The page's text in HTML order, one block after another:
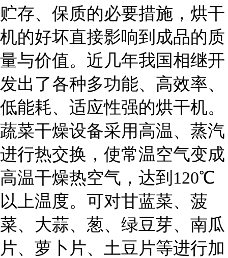
贮存、保质的必要措施，烘干
机的好坏直接影响到成品的质
量与价值。近几年我国相继开
发出了各种多功能、高效率、
低能耗、适应性强的烘干机。
蔬菜干燥设备采用高温、蒸汽
进行热交换，使常温空气变成
高温干燥热空气，达到120℃
以上温度。可对甘蓝菜、菠
菜、大蒜、葱、绿豆芽、南瓜
片、萝卜片、土豆片等进行加